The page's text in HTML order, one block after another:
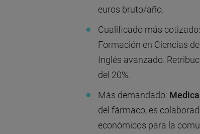
euros bruto/año.
Cualificado más cotizado:
Formación en Ciencias
Inglés avanzado.
del 20%.
Más demandado:
del fármaco, es
económicos para la